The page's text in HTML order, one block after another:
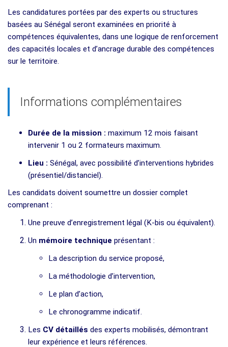
Les candidatures portées par des experts ou structures
basées au Sénégal seront examinées en priorité à
compétences équivalentes, dans une logique de renforcement
des capacités locales et d’ancrage durable des compétences
sur le territoire.
Informations complémentaires
Durée de la mission : maximum 12 mois faisant
intervenir 1 ou 2 formateurs maximum.
Lieu : Sénégal, avec possibilité d’interventions hybrides
(présentiel/distanciel).
Les candidats doivent soumettre un dossier complet
comprenant :
Une preuve d’enregistrement légal (K-bis ou équivalent).
Un mémoire technique présentant :
La description du service proposé,
La méthodologie d’intervention,
Le plan d’action,
Le chronogramme indicatif.
Les CV détaillés des experts mobilisés, démontrant
leur expérience et leurs références.